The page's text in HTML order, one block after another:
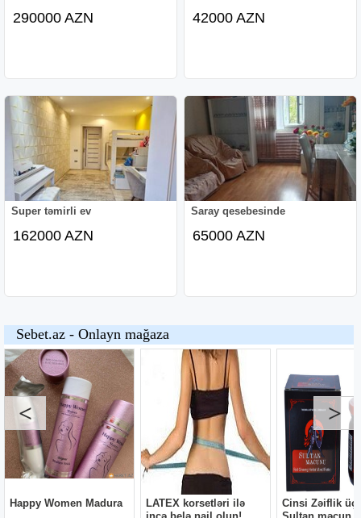
290000 AZN 42000 AZN
Super təmirli ev
162000 AZN
Saray qesebesinde
65000 AZN